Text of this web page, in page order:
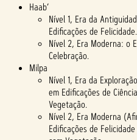
Haab’
Nível 1, Era da
Edificações de Felicidade.
Nível 2, Era Moderna: o
Celebração.
Milpa
Nível 1, Era da
em Edificações de
Vegetação.
Nível 2, Era Moderna
Edificações de